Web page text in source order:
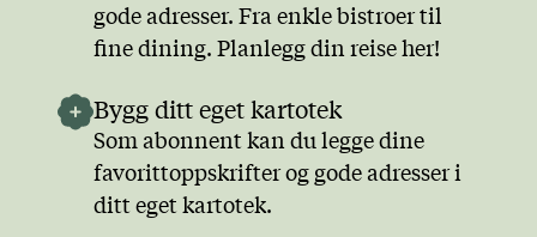
gode adresser. Fra enkle bistroer til
fine dining. Planlegg din reise her!
Bygg ditt eget kartotek
Som abonnent kan du legge dine
favorittoppskrifter og gode adresser i
ditt eget kartotek.